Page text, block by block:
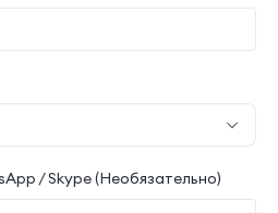
/ Skype (Необязательно)